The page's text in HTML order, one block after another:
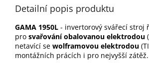
Detailní popis produktu
GAMA 1950L - invertorový svářecí stroj
pro svařování obalovanou elektrodou
netavící se wolframovou elektrodou
montážních prácích i pro nejvyšší zátěž.